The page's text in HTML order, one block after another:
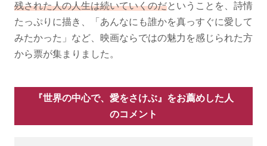
残された人の人生は続いていくのだということを、詩情
たっぷりに描き、「あんなにも誰かを真っすぐに愛して
みたかった」など、映画ならではの魅力を感じられた方
から票が集まりました。
『世界の中心で、愛をさけぶ』をお薦めした人
のコメント